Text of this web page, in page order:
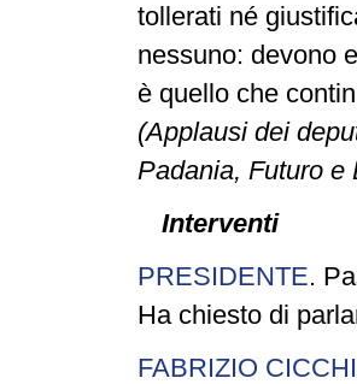
tollerati né
nessuno: devono
è quello che
(Applausi dei
Padania, Futuro e
Interventi
PRESIDENTE.
Ha chiesto di
FABRIZIO